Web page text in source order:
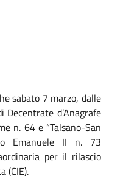
sabato 7 marzo, dalle
d’Anagrafe
n. 64 e “Talsano-San
Emanuele II n. 73
per il rilascio
(CIE).